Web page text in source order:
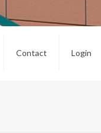
Contact Login